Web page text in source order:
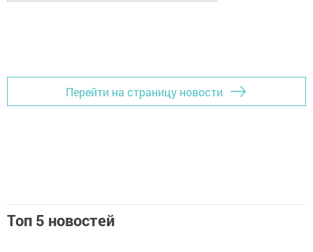
Перейти на страницу новости
Топ 5 новостей